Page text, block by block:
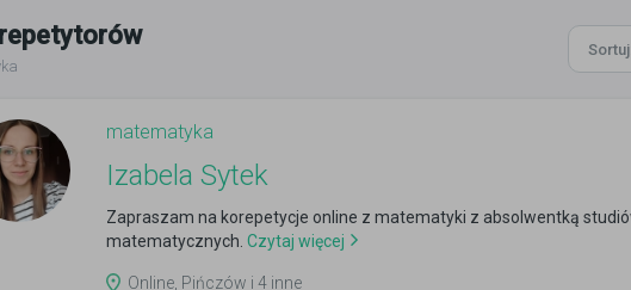
matematyka
Izabela Sytek
Zapraszam na korepetycje online z matematyki z absolwentką
matematycznych. Czytaj więcej
Online, Pińczów i 4 inne